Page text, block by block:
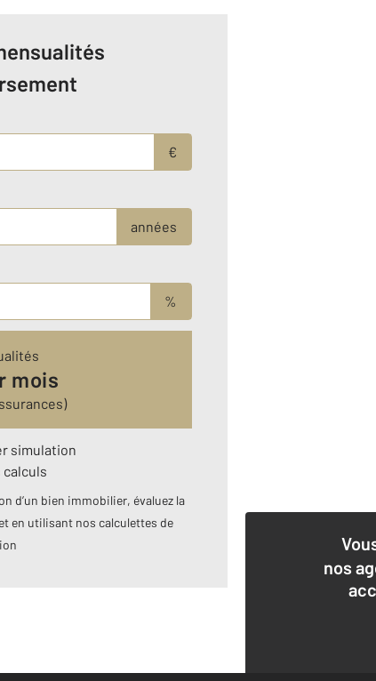
€
années
%
mois
simulation
d’un bien immobilier, évaluez la
en utilisant nos calculettes de
nos